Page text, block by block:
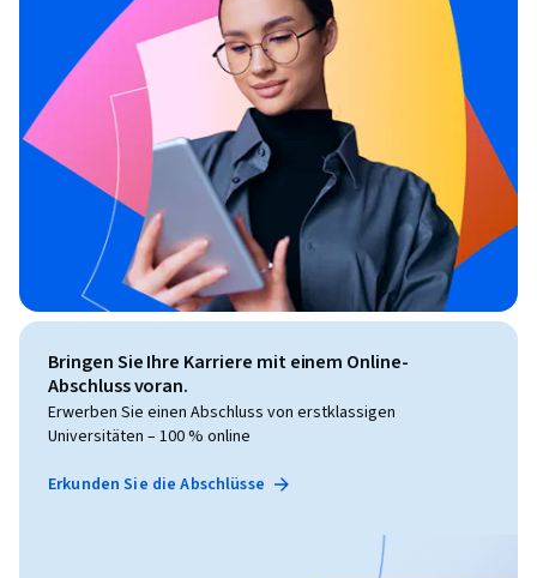
Bringen Sie Ihre Karriere mit einem Online-
Abschluss voran.
Erwerben Sie einen Abschluss von erstklassigen
Universitäten – 100 % online
Erkunden Sie die Abschlüsse